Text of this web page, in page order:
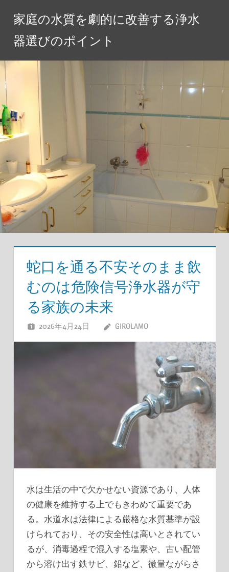
ツ
へ
ス
キ
ッ
プ
家庭の水質を劇的に改善する浄水
器選びのポイント
蛇口を通る不安そのまま飲
むのは危険信号浄水器が守
る家族の未来
2026年4月24日 GIROLAMO
水は生活の中で欠かせない資源であり、人体
の健康を維持する上でもきわめて重要であ
る。 水道水は法律による厳格な水質基準が設
けられており、その安全性は高いとされてい
るが、消毒過程で混入する塩素や、古い配管
から溶け出す鉄サビ、鉛など、微量ながらさ